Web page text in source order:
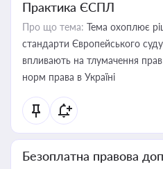
Практика ЄСПЛ
Про що тема: Тема охоплює
стандарти Європейського
впливають на тлумачення
норм права в Україні
Безоплатна правова